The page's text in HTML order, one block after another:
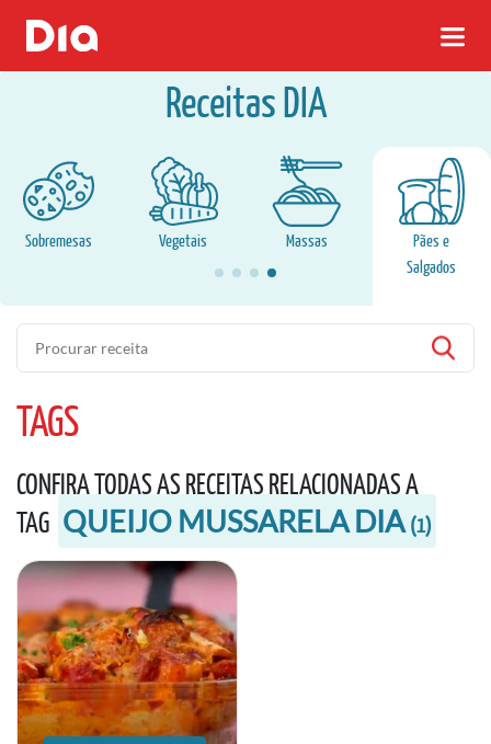
Receitas DIA
Sobremesas Vegetais Massas
Pães e
Salgados
Pesquisa
TAGS
CONFIRA TODAS AS RECEITAS RELACIONADAS A
TAG QUEIJO MUSSARELA DIA (1)